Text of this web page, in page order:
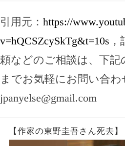
引用元： https://
v=hQCSZcySkTg&t=10s
頼などのご相談は、下記
までお気軽にお問い合わ
jpanyelse@gmail.com
【作家の東野圭吾さん死去】